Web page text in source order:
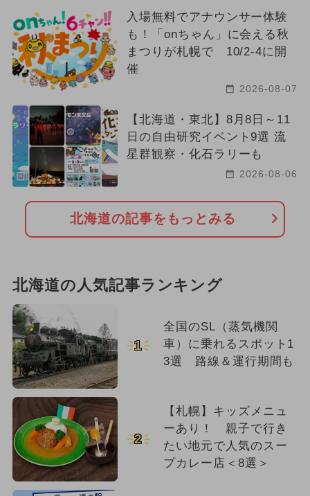
入場無料でアナウンサー体験
も！「onちゃん」に会える秋
まつりが札幌で 10/2-4に開
催
2026-08-07
【北海道・東北】8月8日～11
日の自由研究イベント9選 流
星群観察・化石ラリーも
2026-08-06
北海道の記事をもっとみる
北海道の人気記事ランキング
1
全国のSL（蒸気機関
車）に乗れるスポット1
3選 路線＆運行期間も
2
【札幌】キッズメニュ
ーあり！ 親子で行き
たい地元で人気のスー
プカレー店＜8選＞